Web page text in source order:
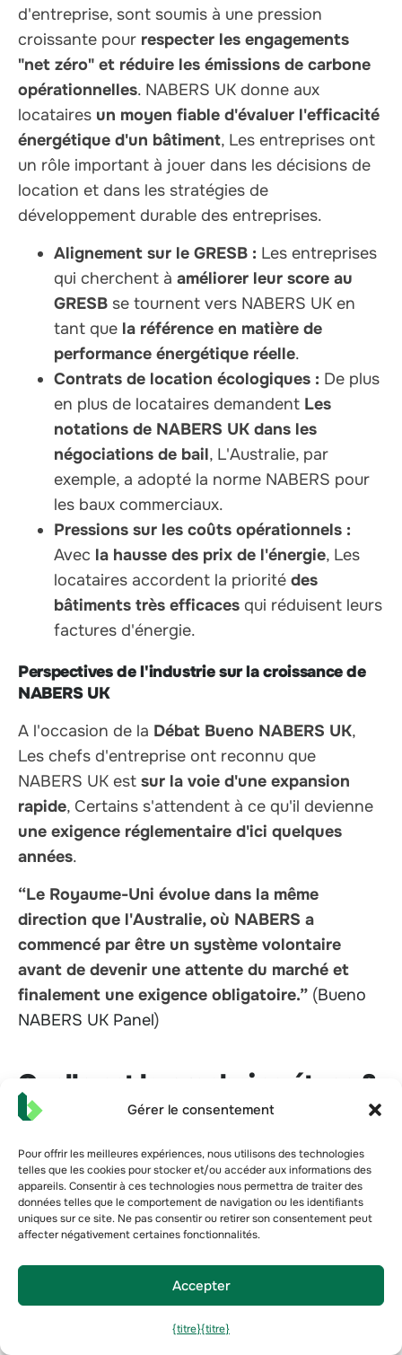
Gérer le consentement
Pour offrir les meilleures expériences, nous utilisons des technologies
telles que les cookies pour stocker et/ou accéder aux informations des
appareils. Consentir à ces technologies nous permettra de traiter des
données telles que le comportement de navigation ou les identifiants
uniques sur ce site. Ne pas consentir ou retirer son consentement peut
affecter négativement certaines fonctionnalités.
Accepter
{titre}{titre}
d'entreprise, sont soumis à une pression
croissante pour respecter les engagements
"net zéro" et réduire les émissions de carbone
opérationnelles. NABERS UK donne aux
locataires un moyen fiable d'évaluer l'efficacité
énergétique d'un bâtiment, Les entreprises ont
un rôle important à jouer dans les décisions de
location et dans les stratégies de
développement durable des entreprises.
Alignement sur le GRESB : Les entreprises
qui cherchent à améliorer leur score au
GRESB se tournent vers NABERS UK en
tant que la référence en matière de
performance énergétique réelle.
Contrats de location écologiques : De plus
en plus de locataires demandent Les
notations de NABERS UK dans les
négociations de bail, L'Australie, par
exemple, a adopté la norme NABERS pour
les baux commerciaux.
Pressions sur les coûts opérationnels :
Avec la hausse des prix de l'énergie, Les
locataires accordent la priorité des
bâtiments très efficaces qui réduisent leurs
factures d'énergie.
Perspectives de l'industrie sur la croissance de
NABERS UK
A l'occasion de la Débat Bueno NABERS UK,
Les chefs d'entreprise ont reconnu que
NABERS UK est sur la voie d'une expansion
rapide, Certains s'attendent à ce qu'il devienne
une exigence réglementaire d'ici quelques
années.
“Le Royaume-Uni évolue dans la même
direction que l'Australie, où NABERS a
commencé par être un système volontaire
avant de devenir une attente du marché et
finalement une exigence obligatoire.” (Bueno
NABERS UK Panel)
Quelle est la prochaine étape ?
volontairement NABERS UKàanticiper les
changements réglementaireset maintenir
la valeur des actifs.
Les investisseurs et les prêteurs
qui en fait un élément clé de différenciation
dans le domaine du financement immobilier.
Le marché britannique devrait suivre